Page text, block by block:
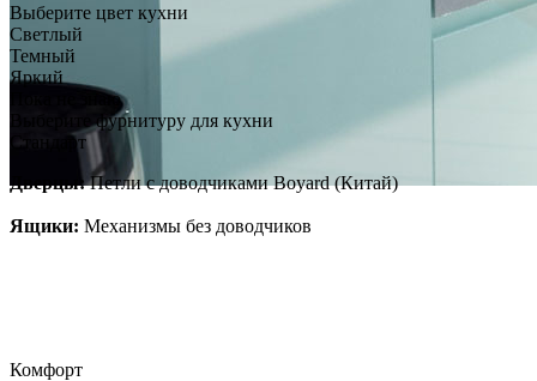
Выберите цвет кухни
Светлый
Темный
Яркий
Пока не знаю
Выберите фурнитуру для кухни
Стандарт
Дверцы:Петли с доводчиками Boyard (Китай)
Ящики: Механизмы без доводчиков
Комфорт